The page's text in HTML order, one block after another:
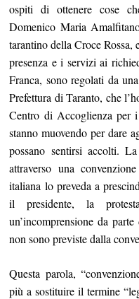
ospiti di ottenere cose
Domenico Maria
tarantino della Croce Rossa,
presenza e i servizi ai
Franca, sono regolati da
Prefettura di Taranto, che
Centro di Accoglienza
stanno muovendo per dare
possano sentirsi accolti.
attraverso una
italiana lo preveda a
il presidente, la
un’incomprensione da
non sono previste dalla
Questa parola,
più a sostituire il termine